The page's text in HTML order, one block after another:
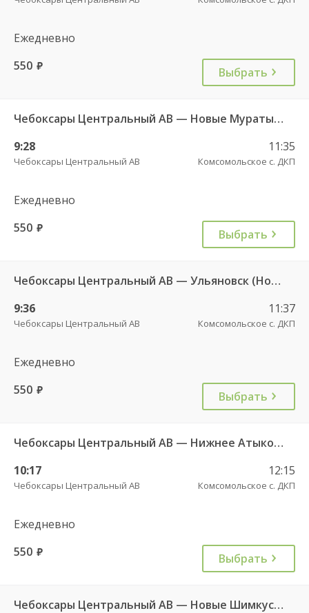
Ежедневно
550 руб. Выбрать
Чебоксары Центральный АВ — Новые Мураты д. ч/з Комсомольское с. ДКП 626
9:28
Чебоксары Центральный АВ
11:35
Комсомольское с. ДКП
Ежедневно
550 руб. Выбрать
Чебоксары Центральный АВ — Ульяновск (Новый город) ч/з Батырево с. ДКП 5843
9:36
Чебоксары Центральный АВ
11:37
Комсомольское с. ДКП
Ежедневно
550 руб. Выбрать
Чебоксары Центральный АВ — Нижнее Атыково д. 735
10:17
Чебоксары Центральный АВ
12:15
Комсомольское с. ДКП
Ежедневно
550 руб. Выбрать
Чебоксары Центральный АВ — Новые Шимкусы с. (Яльчикский район) 653